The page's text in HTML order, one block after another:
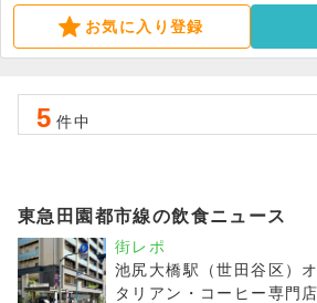
を抑えたい方におすすめ。外壁変更や看板設
を含む幅広い業態に対応可能です。お問い合
す。
お気に入り登録
5 件中
東急田園都市線の飲食ニュース
街レポ
池尻大橋駅（世田谷区）
タリアン・コーヒー専門